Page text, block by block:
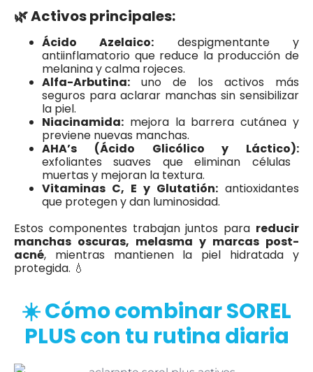
🌿 Activos principales:
Ácido Azelaico: despigmentante y
antiinflamatorio que reduce la producción de
melanina y calma rojeces.
Alfa-Arbutina: uno de los activos más
seguros para aclarar manchas sin sensibilizar
la piel.
Niacinamida: mejora la barrera cutánea y
previene nuevas manchas.
AHA’s (Ácido Glicólico y Láctico):
exfoliantes suaves que eliminan células
muertas y mejoran la textura.
Vitaminas C, E y Glutatión: antioxidantes
que protegen y dan luminosidad.
Estos componentes trabajan juntos para reducir
manchas oscuras, melasma y marcas post-
acné, mientras mantienen la piel hidratada y
protegida. 💧
☀️ Cómo combinar SOREL
PLUS con tu rutina diaria